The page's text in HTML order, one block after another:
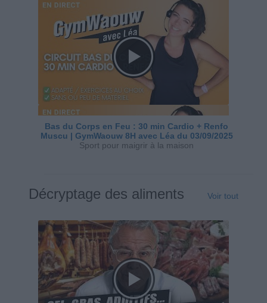
Bas du Corps en Feu : 30 min Cardio + Renfo
Muscu | GymWaouw 8H avec Léa du 03/09/2025
Sport pour maigrir à la maison
Décryptage des aliments Voir tout